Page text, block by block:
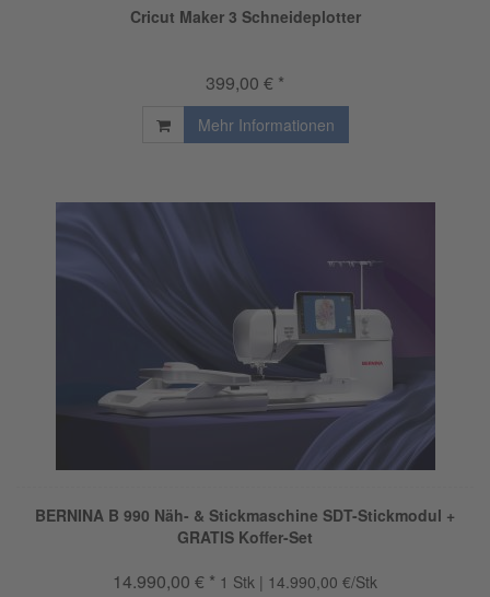
Cricut Maker 3 Schneideplotter
399,00 € *
Mehr Informationen
BERNINA B 990 Näh- & Stickmaschine SDT-Stickmodul +
GRATIS Koffer-Set
14.990,00 € * 1 Stk | 14.990,00 €/Stk